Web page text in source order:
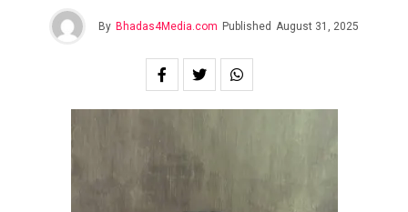
By Bhadas4Media.com Published August 31, 2025